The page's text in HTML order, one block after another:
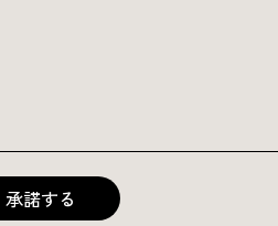
承諾する